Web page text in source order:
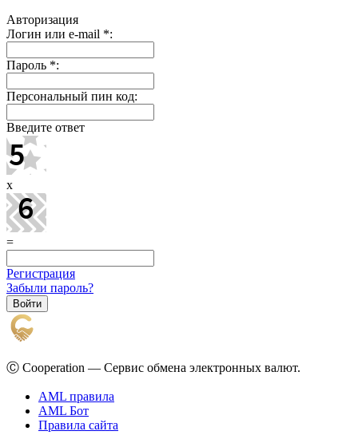
Авторизация
Логин или e-mail *:
Пароль *:
Персональный пин код:
Введите ответ
x
=
Регистрация
Забыли пароль?
Ⓒ Cooperation — Сервис обмена электронных валют.
AML правила
AML Бот
Правила сайта